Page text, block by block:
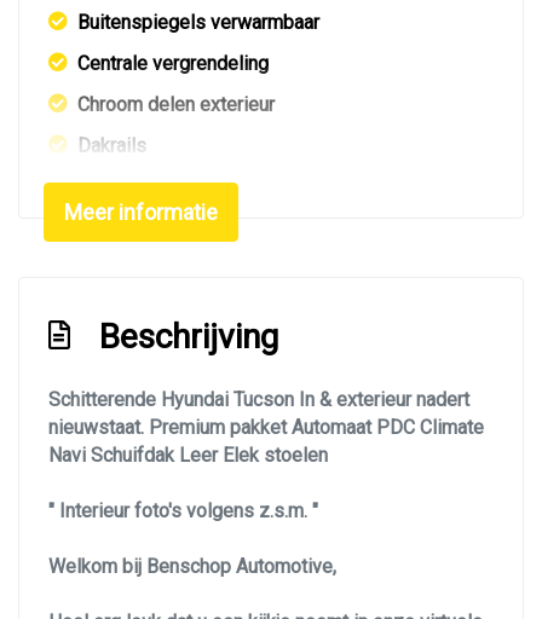
Buitenspiegels verwarmbaar
Centrale vergrendeling
Chroom delen exterieur
Dakrails
Dimlichten automatisch
Elektrisch bedienbare achterklep
Getint glas
Glazen schuifdak
Keyless entry
Led achterlichten
Led dagrijverlichting
Meer informatie
Beschrijving
Schitterende Hyundai Tucson In & exterieur nadert
nieuwstaat. Premium pakket Automaat PDC Climate
Navi Schuifdak Leer Elek stoelen
" Interieur foto's volgens z.s.m. "
Welkom bij Benschop Automotive,